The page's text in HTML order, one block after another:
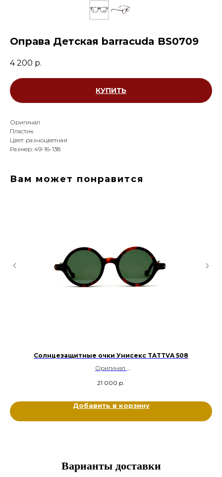
Оправа Детская barracuda BS0709
4 200 р.
КУПИТЬ
Оригинал
Пластик
Цвет: разноцветная
Размер: 49-16-138
Вам может понравится
Солнцезащитные очки Унисекс TATTVA 508
Оригинал
Цвет: Черепаховый, Медный
21 000 р.
Добавить в корзину
Варианты доставки